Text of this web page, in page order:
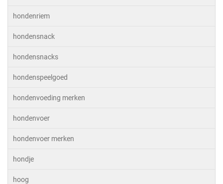
hondenriem
hondensnack
hondensnacks
hondenspeelgoed
hondenvoeding merken
hondenvoer
hondenvoer merken
hondje
hoog